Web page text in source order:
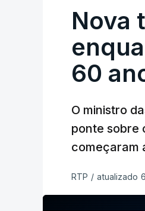
Nova
60
O ministro
ponte sobre
começaram
RTP / atualizado